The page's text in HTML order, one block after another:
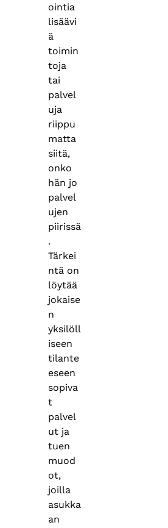
ointia
lisäävi
ä
toimin
toja
tai
palvel
uja
riippu
matta
siitä,
onko
hän jo
palvel
ujen
piirissä
.
Tärkei
ntä on
löytää
jokaise
n
yksilöll
iseen
tilante
eseen
sopiva
t
palvel
ut ja
tuen
muod
ot,
joilla
asukka
an